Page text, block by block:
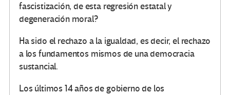
fascistización, de esta regresión estatal y
degeneración moral?
Ha sido el rechazo a la igualdad, es decir, el rechazo
a los fundamentos mismos de una democracia
sustancial.
Los últimos 14 años de gobierno de los